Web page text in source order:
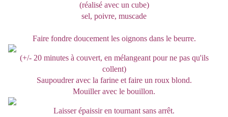
(réalisé avec un cube)
sel, poivre, muscade
Faire fondre doucement les oignons dans le beurre.
(+/- 20 minutes à couvert, en mélangeant pour ne pas qu'ils
collent)
Saupoudrer avec la farine et faire un roux blond.
Mouiller avec le bouillon.
Laisser épaissir en tournant sans arrêt.